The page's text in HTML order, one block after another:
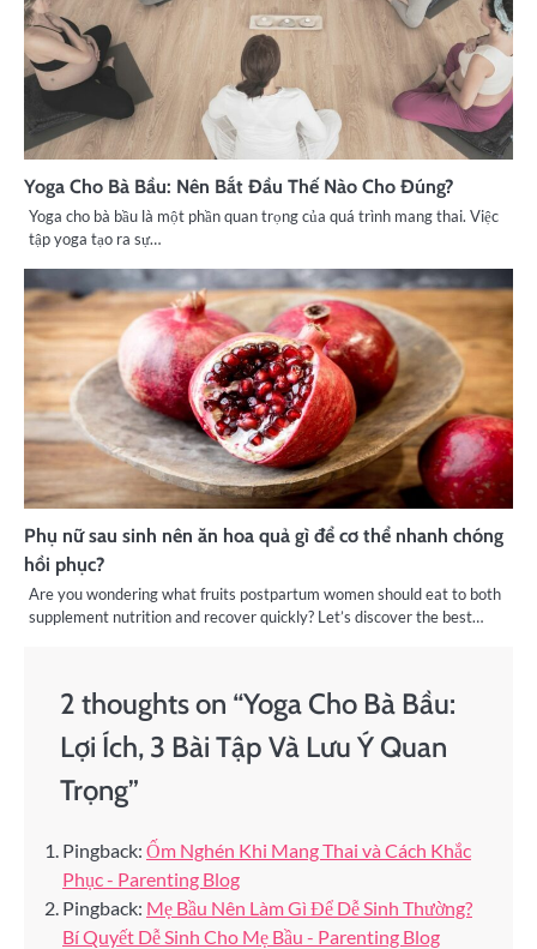
Yoga Cho Bà Bầu: Nên Bắt Đầu Thế Nào Cho Đúng?
Yoga cho bà bầu là một phần quan trọng của quá trình mang thai. Việc
tập yoga tạo ra sự…
Phụ nữ sau sinh nên ăn hoa quả gì để cơ thể nhanh chóng
hồi phục?
Are you wondering what fruits postpartum women should eat to both
supplement nutrition and recover quickly? Let’s discover the best…
2 thoughts on “Yoga Cho Bà Bầu:
Lợi Ích, 3 Bài Tập Và Lưu Ý Quan
Trọng”
Pingback: Ốm Nghén Khi Mang Thai và Cách Khắc
Phục - Parenting Blog
Pingback: Mẹ Bầu Nên Làm Gì Để Dễ Sinh Thường?
Bí Quyết Dễ Sinh Cho Mẹ Bầu - Parenting Blog